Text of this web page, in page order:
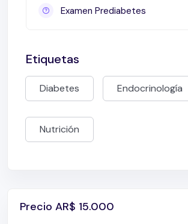
Examen Prediabetes
Etiquetas
Diabetes Endocrinología
Nutrición
Precio AR$ 15.000